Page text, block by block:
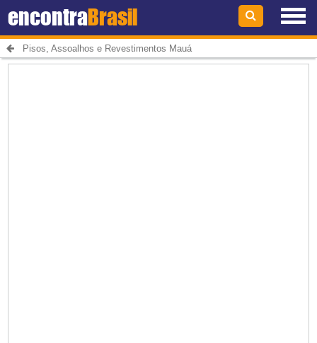
encontraBrasil
Pisos, Assoalhos e Revestimentos Mauá